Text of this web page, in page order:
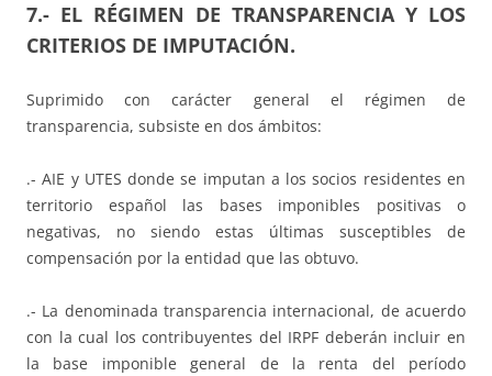
7.- EL RÉGIMEN DE TRANSPARENCIA Y LOS
CRITERIOS DE IMPUTACIÓN.
Suprimido con carácter general el régimen de
transparencia, subsiste en dos ámbitos:
.- AIE y UTES donde se imputan a los socios residentes en
territorio español las bases imponibles positivas o
negativas, no siendo estas últimas susceptibles de
compensación por la entidad que las obtuvo.
.- La denominada transparencia internacional, de acuerdo
con la cual los contribuyentes del IRPF deberán incluir en
la base imponible general de la renta del período